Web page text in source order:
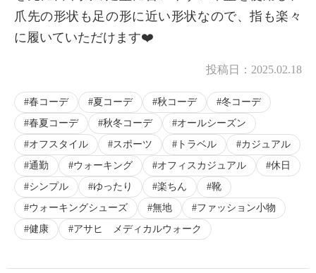
爪先の形状も足の形に近い形状なので、指も楽々
に履いていただけます❤️
投稿日： 2025.02.18
春コーデ 夏コーデ 秋コーデ
冬コーデ
春夏コーデ
秋冬コーデ
オールシーズン
オフスタイル
スポーツ トラベル
カジュアル
通勤
ウォーキング オフィスカジュアル
休日
シンプル
ゆったり 楽ちん
靴
ウォーキングシューズ
無地
ファッション小物
健康
アサヒ メディカルウォーク